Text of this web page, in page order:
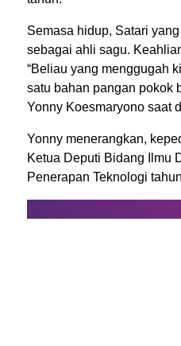
Semasa hidup, Satari
sebagai ahli sagu.
“Beliau yang menggugah
satu bahan pangan pokok
Yonny Koesmaryono saat
Yonny menerangkan,
Ketua Deputi Bidang Ilmu
Penerapan Teknologi